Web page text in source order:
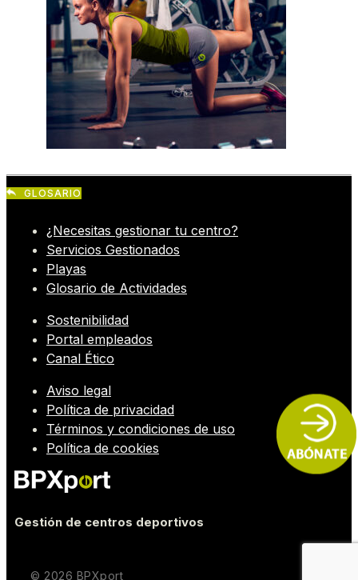
GLOSARIO
¿Necesitas gestionar tu centro?
Servicios Gestionados
Playas
Glosario de Actividades
Sostenibilidad
Portal empleados
Canal Ético
Aviso legal
Política de privacidad
Términos y condiciones de uso
Política de cookies
Gestión de centros deportivos
© 2026 BPXport